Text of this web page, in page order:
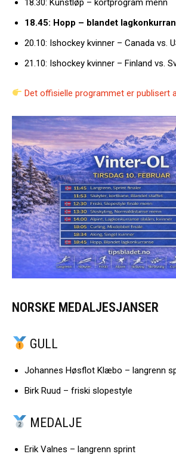
18.45: Hopp – blandet
20.10: Ishockey kvinner – Canada vs.
21.10: Ishockey kvinner – Finland vs.
Det offisielle programmet er publisert
NORSKE MEDALJESJANSER
GULL
Johannes Høsflot Klæbo – langrenn
Birk Ruud – friski slopestyle
MEDALJE
Erik Valnes – langrenn sprint